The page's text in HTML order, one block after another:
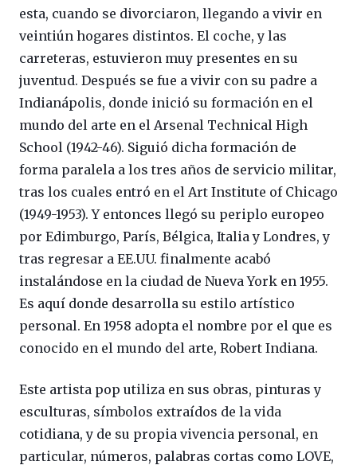
esta, cuando se divorciaron, llegando a vivir en
veintiún hogares distintos. El coche, y las
carreteras, estuvieron muy presentes en su
juventud. Después se fue a vivir con su padre a
Indianápolis, donde inició su formación en el
mundo del arte en el Arsenal Technical High
School (1942-46). Siguió dicha formación de
forma paralela a los tres años de servicio militar,
tras los cuales entró en el Art Institute of Chicago
(1949-1953). Y entonces llegó su periplo europeo
por Edimburgo, París, Bélgica, Italia y Londres, y
tras regresar a EE.UU. finalmente acabó
instalándose en la ciudad de Nueva York en 1955.
Es aquí donde desarrolla su estilo artístico
personal. En 1958 adopta el nombre por el que es
conocido en el mundo del arte, Robert Indiana.
Este artista pop utiliza en sus obras, pinturas y
esculturas, símbolos extraídos de la vida
cotidiana, y de su propia vivencia personal, en
particular, números, palabras cortas como LOVE,